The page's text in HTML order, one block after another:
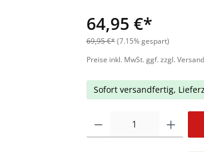
64,95 €*
69,95 €* (7.15% gespart)
Preise inkl. MwSt. ggf. zzgl.
Sofort versandfertig,